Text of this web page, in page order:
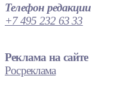
Телефон редакции
+7 495 232 63 33
Реклама на сайте
Росреклама